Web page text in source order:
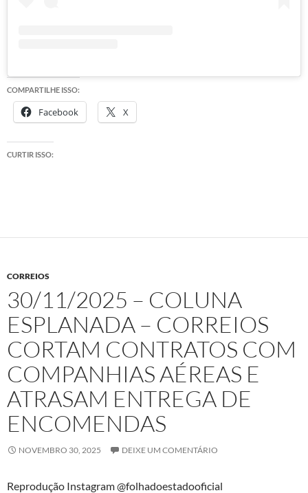
COMPARTILHE ISSO:
Facebook X
CURTIR ISSO:
CORREIOS
30/11/2025 – COLUNA
ESPLANADA – CORREIOS
CORTAM CONTRATOS COM
COMPANHIAS AÉREAS E
ATRASAM ENTREGA DE
ENCOMENDAS
NOVEMBRO 30, 2025 DEIXE UM COMENTÁRIO
Reprodução Instagram @folhadoestadooficial